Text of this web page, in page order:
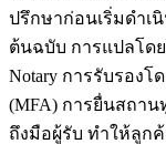
ปรึกษาก่อนเริ่มดำเ
ต้นฉบับ การแปลโด
Notary การรับรองโ
(MFA) การยื่นสถาน
ถึงมือผู้รับ ทำให้ลูกค้